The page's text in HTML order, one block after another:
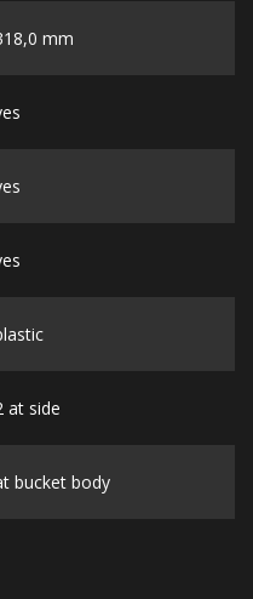
mm
at side
bucket body